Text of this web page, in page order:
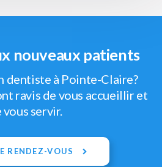
nouveaux patients
dentiste à Pointe-Claire?
ravis de vous accueillir et
vous servir.
RENDEZ-VOUS